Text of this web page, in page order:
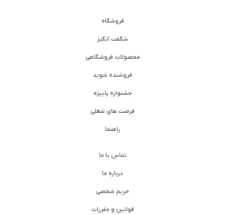
فروشگاه
شگفت انگیز
محصولات فروشگاهی
فروشنده شوید
جشنواره پاییزه
فرصت های شغلی
راهنما
تماس با ما
درباره ما
حریم شخصی
قوانین و مقررات